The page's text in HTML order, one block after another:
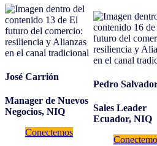
José Carrión
Manager de Nuevos
Negocios, NIQ
Conectemos
Pedro
Sales Leader
Ecuador, NIQ